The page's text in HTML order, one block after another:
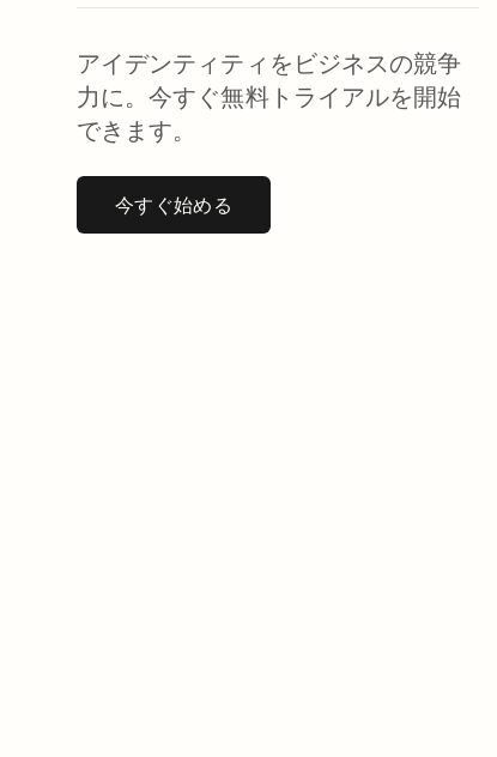
アイデンティティをビジネスの競争
力に。今すぐ無料トライアルを開始
できます。
今すぐ始める新しいタブで開く